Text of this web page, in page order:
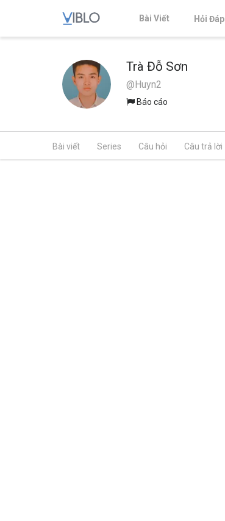
Bài Viết Hỏi Đáp
Trà Đỗ Sơn
@Huyn2
Báo cáo
Bài viết Series Câu hỏi Câu trả lời